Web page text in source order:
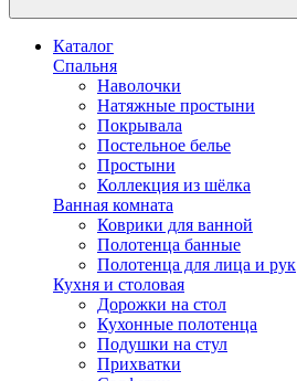
Каталог
Спальня
Наволочки
Натяжные простыни
Покрывала
Постельное белье
Простыни
Коллекция из шёлка
Ванная комната
Коврики для ванной
Полотенца банные
Полотенца для лица и рук
Кухня и столовая
Дорожки на стол
Кухонные полотенца
Подушки на стул
Прихватки